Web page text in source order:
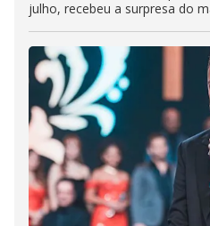
julho, recebeu a surpresa do